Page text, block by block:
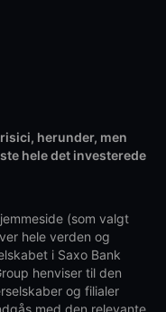
herunder, men
hele det investerede
(som valgt
hele verden og
i Saxo Bank
henviser til den
og filialer